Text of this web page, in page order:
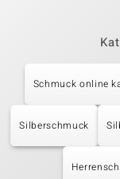
Schmuck online
Silberschmuck